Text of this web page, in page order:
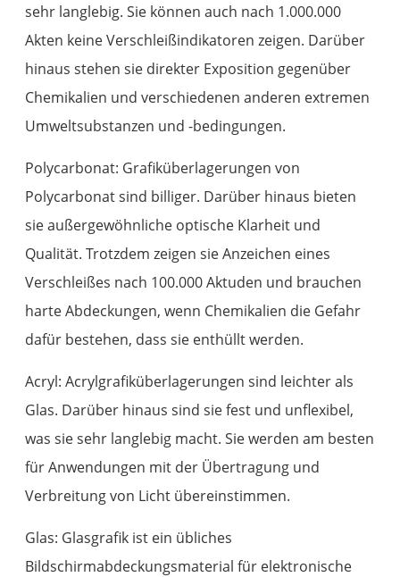
sehr langlebig. Sie können auch nach 1.000.000
Akten keine Verschleißindikatoren zeigen. Darüber
hinaus stehen sie direkter Exposition gegenüber
Chemikalien und verschiedenen anderen extremen
Umweltsubstanzen und -bedingungen.
Polycarbonat: Grafiküberlagerungen von
Polycarbonat sind billiger. Darüber hinaus bieten
sie außergewöhnliche optische Klarheit und
Qualität. Trotzdem zeigen sie Anzeichen eines
Verschleißes nach 100.000 Aktuden und brauchen
harte Abdeckungen, wenn Chemikalien die Gefahr
dafür bestehen, dass sie enthüllt werden.
Acryl: Acrylgrafiküberlagerungen sind leichter als
Glas. Darüber hinaus sind sie fest und unflexibel,
was sie sehr langlebig macht. Sie werden am besten
für Anwendungen mit der Übertragung und
Verbreitung von Licht übereinstimmen.
Glas: Glasgrafik ist ein übliches
Bildschirmabdeckungsmaterial für elektronische